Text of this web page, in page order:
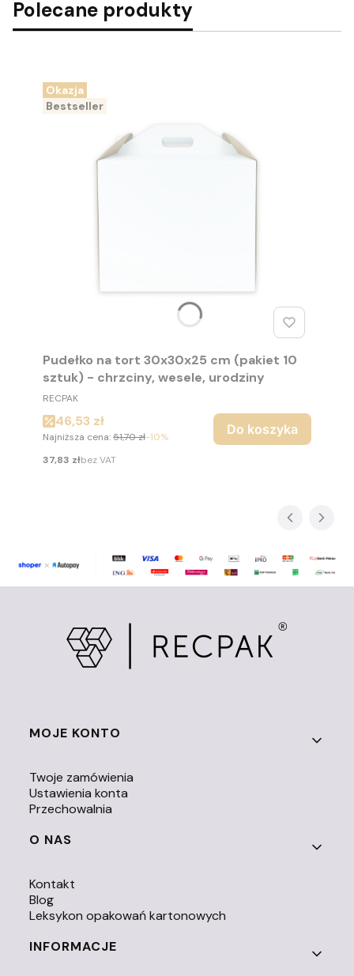
Polecane produkty
Okazja
Bestseller
Pudełko na tort 30x30x25 cm (pakiet 10
sztuk) - chrzciny, wesele, urodziny
PRODUCENT
RECPAK
Cena promocyjna
46,53 zł
Najniższa cena:51,70 zł-10%
Cena
37,83 złbez VAT
Do koszyka
Linki w stopce
MOJE KONTO
Twoje zamówienia
Ustawienia konta
Przechowalnia
O NAS
Kontakt
Blog
Leksykon opakowań kartonowych
INFORMACJE